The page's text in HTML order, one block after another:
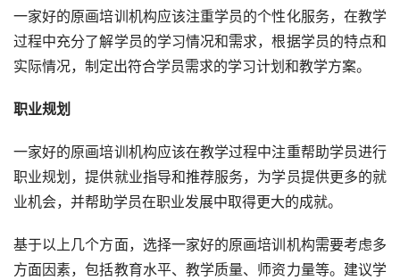
一家好的原画培训机构应该注重学员的个性化服务，在教学
过程中充分了解学员的学习情况和需求，根据学员的特点和
实际情况，制定出符合学员需求的学习计划和教学方案。
职业规划
一家好的原画培训机构应该在教学过程中注重帮助学员进行
职业规划，提供就业指导和推荐服务，为学员提供更多的就
业机会，并帮助学员在职业发展中取得更大的成就。
基于以上几个方面，选择一家好的原画培训机构需要考虑多
方面因素，包括教育水平、教学质量、师资力量等。建议学